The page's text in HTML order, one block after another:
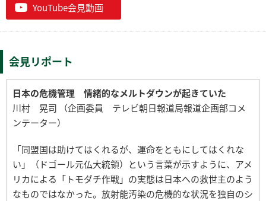
YouTube会見動画
会見リポート
日本の危機管理 情緒的なメルトダウンが起きていた
川村 晃司 （企画委員 テレビ朝日報道局報道企画部コメ
ンテーター）
「同盟国は助けてはくれるが、運命をともにしてはくれな
い」（ドゴール元仏大統領）という言葉が示すように、アメ
リカによる「トモダチ作戦」の実態は日本への救世主のよう
なものではなかった。放射能汚染の危機的な状況を独自のシ